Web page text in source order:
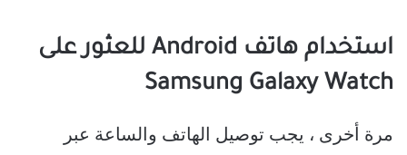
استخدام هاتف Android للعثور على
Samsung Galaxy Watch
مرة أخرى ، يجب توصيل الهاتف والساعة عبر